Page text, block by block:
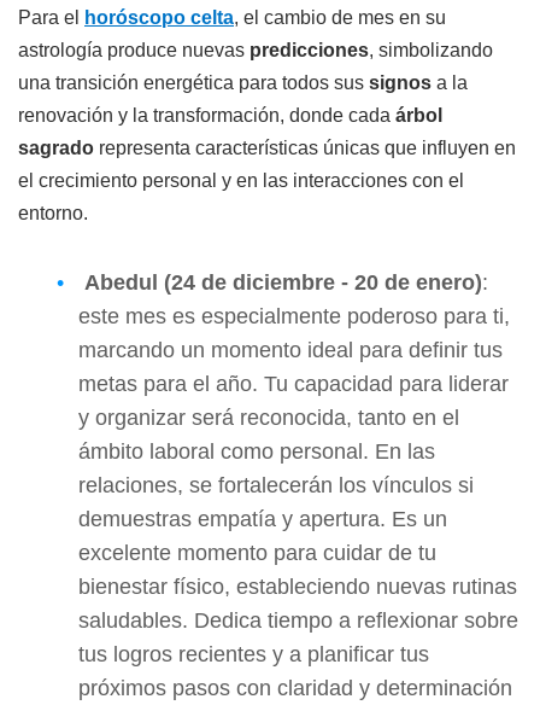
Para el horóscopo celta, el cambio de mes en su
astrología produce nuevas predicciones, simbolizando
una transición energética para todos sus signos a la
renovación y la transformación, donde cada árbol
sagrado representa características únicas que influyen en
el crecimiento personal y en las interacciones con el
entorno.
Abedul (24 de diciembre - 20 de enero):
este mes es especialmente poderoso para ti,
marcando un momento ideal para definir tus
metas para el año. Tu capacidad para liderar
y organizar será reconocida, tanto en el
ámbito laboral como personal. En las
relaciones, se fortalecerán los vínculos si
demuestras empatía y apertura. Es un
excelente momento para cuidar de tu
bienestar físico, estableciendo nuevas rutinas
saludables. Dedica tiempo a reflexionar sobre
tus logros recientes y a planificar tus
próximos pasos con claridad y determinación